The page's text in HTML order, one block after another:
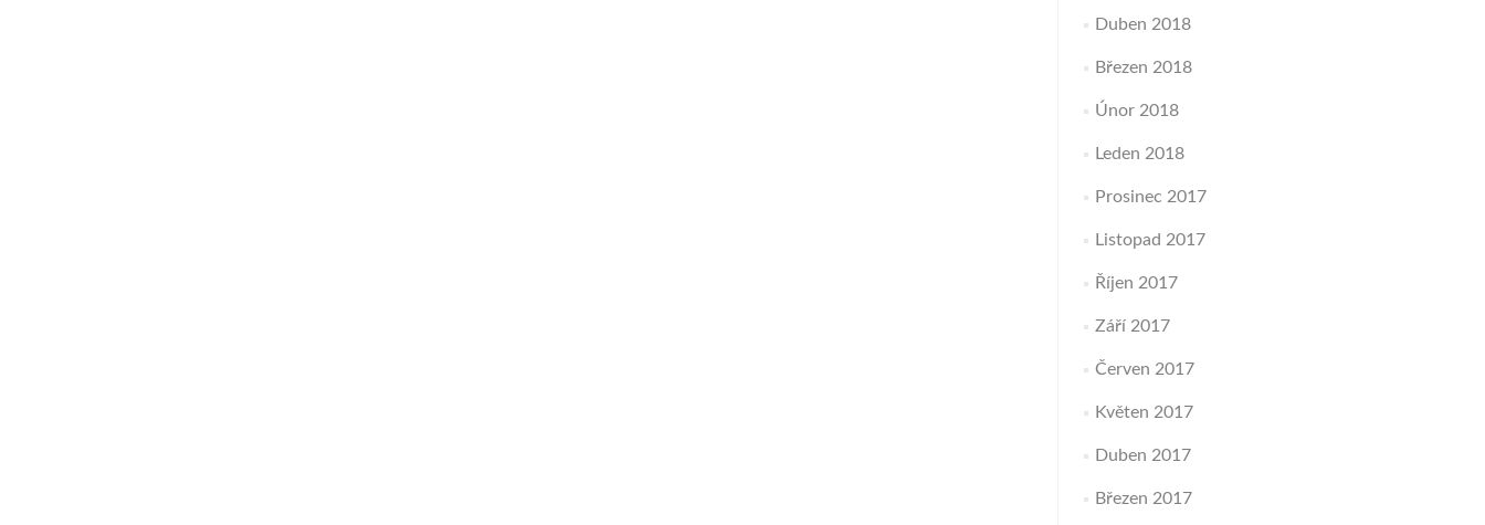
Duben 2018
Březen 2018
Únor 2018
Leden 2018
Prosinec 2017
Listopad 2017
Říjen 2017
Září 2017
Červen 2017
Květen 2017
Duben 2017
Březen 2017